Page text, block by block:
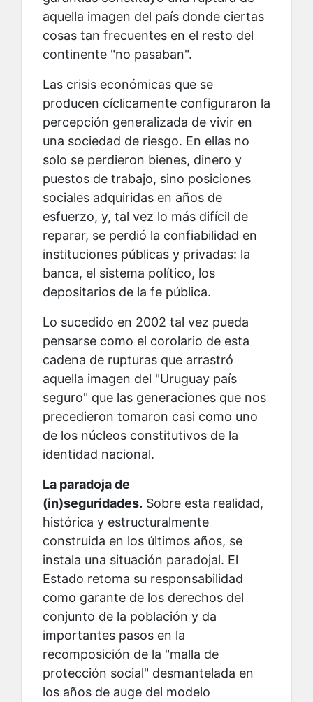
aquella imagen del país donde ciertas
cosas tan frecuentes en el resto del
continente "no pasaban".
Las crisis económicas que se
producen cíclicamente configuraron la
percepción generalizada de vivir en
una sociedad de riesgo. En ellas no
solo se perdieron bienes, dinero y
puestos de trabajo, sino posiciones
sociales adquiridas en años de
esfuerzo, y, tal vez lo más difícil de
reparar, se perdió la confiabilidad en
instituciones públicas y privadas: la
banca, el sistema político, los
depositarios de la fe pública.
Lo sucedido en 2002 tal vez pueda
pensarse como el corolario de esta
cadena de rupturas que arrastró
aquella imagen del "Uruguay país
seguro" que las generaciones que nos
precedieron tomaron casi como uno
de los núcleos constitutivos de la
identidad nacional.
La paradoja de
(in)seguridades. Sobre esta realidad,
histórica y estructuralmente
construida en los últimos años, se
instala una situación paradojal. El
Estado retoma su responsabilidad
como garante de los derechos del
conjunto de la población y da
importantes pasos en la
recomposición de la "malla de
protección social" desmantelada en
los años de auge del modelo